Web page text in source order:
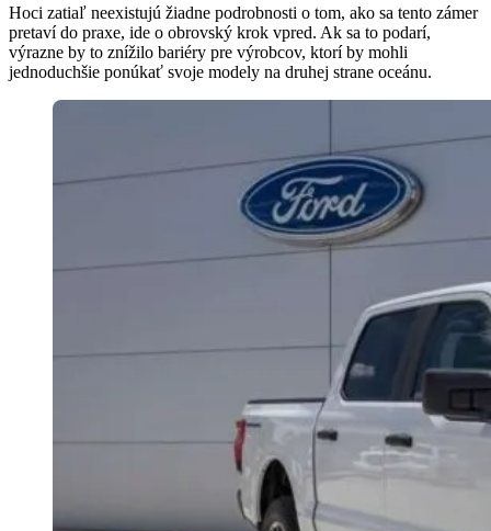
Hoci zatiaľ neexistujú žiadne podrobnosti o tom, ako sa tento zámer
pretaví do praxe, ide o obrovský krok vpred. Ak sa to podarí,
výrazne by to znížilo bariéry pre výrobcov, ktorí by mohli
jednoduchšie ponúkať svoje modely na druhej strane oceánu.